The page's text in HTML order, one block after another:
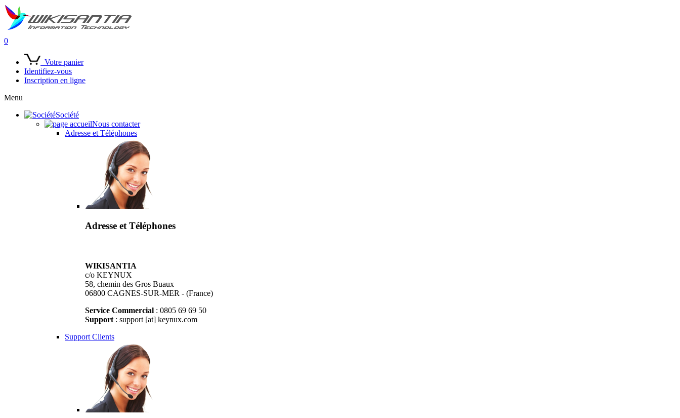
0
Votre panier
Identifiez-vous
Inscription en ligne
Menu
Société
Nous contacter
Adresse et Téléphones
Adresse et Téléphones
WIKISANTIA
c/o KEYNUX
58, chemin des Gros Buaux
06800 CAGNES-SUR-MER - (France)
Service Commercial : 0805 69 69 50
Support : support [at] keynux.com
Support Clients